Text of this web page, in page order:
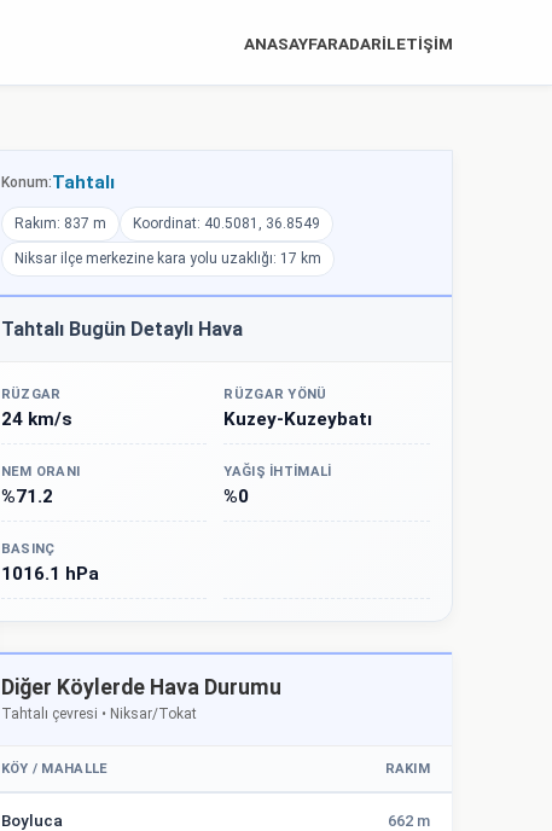
ANASAYFARADARİLETİŞİM
Konum:Tahtalı
Rakım: 837 m Koordinat: 40.5081, 36.8549
Niksar ilçe merkezine kara yolu uzaklığı: 17 km
Tahtalı Bugün Detaylı Hava
RÜZGAR
24 km/s
RÜZGAR YÖNÜ
Kuzey-Kuzeybatı
NEM ORANI
%71.2
YAĞIŞ İHTIMALI
%0
BASINÇ
1016.1 hPa
Diğer Köylerde Hava Durumu
Tahtalı çevresi • Niksar/Tokat
KÖY / MAHALLE RAKIM
Boyluca 662 m